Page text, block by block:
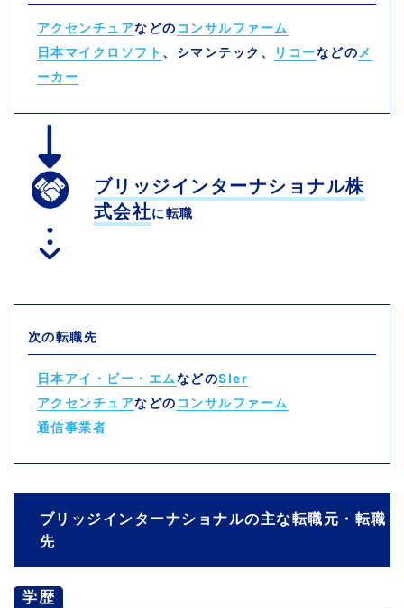
アクセンチュアなどの コンサルファーム
日本マイクロソフト 、シマンテック、 リコーなどのメ
ーカー
ブリッジインターナショナル株
式会社に転職
次の転職先
日本アイ・ビー・エムなどのSIer
アクセンチュアなどの コンサルファーム
通信事業者
ブリッジインターナショナルの主な転職元・転職
先
学歴